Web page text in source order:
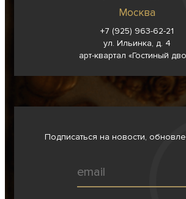
Москва
+7 (925) 963-62-21
ул. Ильинка, д. 4
арт-квартал «Гостиный
Подписаться на новости,